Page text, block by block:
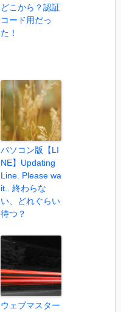
どこから？認証
コード用だっ
た！
パソコン版【LI
NE】Updating
Line. Please wa
it.. 終わらな
い、どれぐらい
待つ？
ウェブマスター